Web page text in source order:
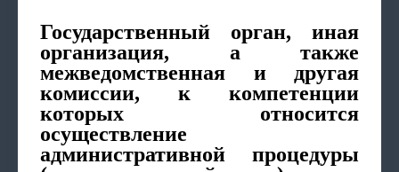
Государственный орган, иная
организация, а также
межведомственная и другая
комиссии, к компетенции
которых относится
осуществление
административной процедуры